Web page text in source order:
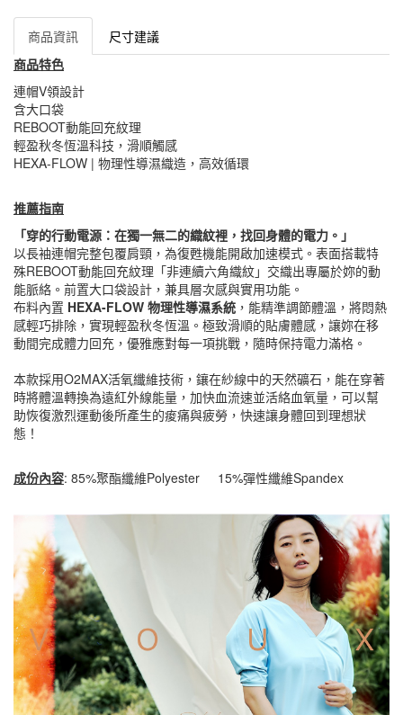
商品資訊
尺寸建議
商品特色
連帽V領設計
含大口袋
REBOOT動能回充紋理
輕盈秋冬恆溫科技，滑順觸感
HEXA-FLOW | 物理性導濕織造，高效循環
推薦指南
「穿的行動電源：在獨一無二的織紋裡，找回身體的電力。」
以長袖連帽完整包覆肩頸，為復甦機能開啟加速模式。表面搭載特
殊REBOOT動能回充紋理「非連續六角織紋」交織出專屬於妳的動
能脈絡。前置大口袋設計，兼具層次感與實用功能。
布料內置 HEXA-FLOW 物理性導濕系統 ，能精準調節體溫，將悶熱
感輕巧排除，實現輕盈秋冬恆溫。極致滑順的貼膚體感，讓妳在移
動間完成體力回充，優雅應對每一項挑戰，隨時保持電力滿格。
本款採用O2MAX活氧纖維技術，鑲在紗線中的天然礦石，能在穿著
時將體溫轉換為遠紅外線能量，加快血流速並活絡血氧量，可以幫
助恢復激烈運動後所產生的痠痛與疲勞，快速讓身體回到理想狀
態！
成份內容: 85%聚酯纖維Polyester 15%彈性纖維Spandex